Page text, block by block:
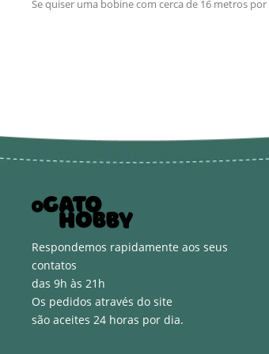
Se quiser uma bobine com cerca de 16 metros
Respondemos rapidamente aos seus
contatos
das 9h às 21h
Os pedidos através do site
são aceites 24 horas por dia.